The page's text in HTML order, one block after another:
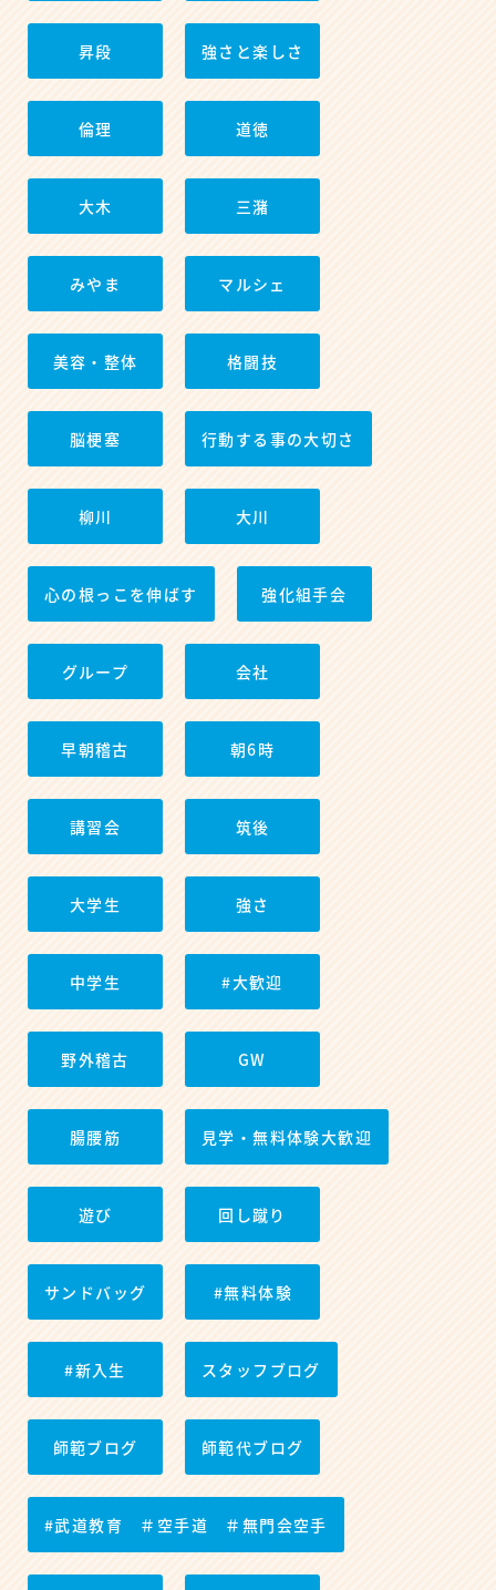
昇段 強さと楽しさ
倫理 道徳
大木 三潴
みやま マルシェ
美容・整体 格闘技
脳梗塞 行動する事の大切さ
柳川 大川
心の根っこを伸ばす 強化組手会
グループ 会社
早朝稽古 朝6時
講習会 筑後
大学生 強さ
中学生 #大歓迎
野外稽古 GW
腸腰筋 見学・無料体験大歓迎
遊び 回し蹴り
サンドバッグ #無料体験
#新入生 スタッフブログ
師範ブログ 師範代ブログ
#武道教育 ＃空手道 ＃無門会空手